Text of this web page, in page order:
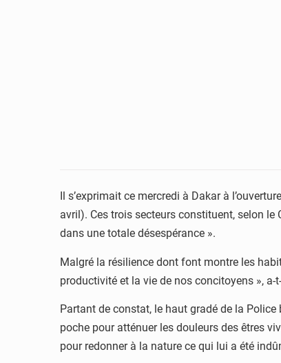
Il s’exprimait ce mercredi à Dakar à
avril). Ces trois secteurs constituent, selon
dans une totale désespérance ».
Malgré la résilience dont font montre les
productivité et la vie de nos concitoyens », a-
Partant de constat, le haut gradé de la
poche pour atténuer les douleurs des êtres
pour redonner à la nature ce qui lui a été